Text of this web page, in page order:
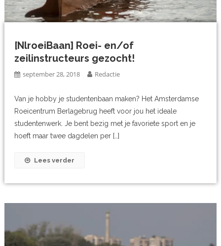
[NlroeiBaan] Roei- en/of
zeilinstructeurs gezocht!
september 28, 2018 Redactie
Van je hobby je studentenbaan maken? Het Amsterdamse
Roeicentrum Berlagebrug heeft voor jou het ideale
studentenwerk. Je bent bezig met je favoriete sport en je
hoeft maar twee dagdelen per […]
Lees verder